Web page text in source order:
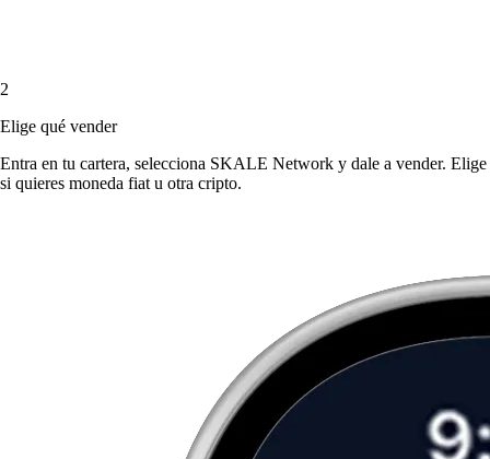
2
Elige qué vender
Entra en tu cartera, selecciona SKALE Network y dale a vender. Elige
si quieres moneda fiat u otra cripto.